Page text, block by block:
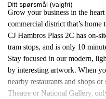
Ditt spørsmål (valgfri)
Grow your business in the
commercial district that’s
CJ Hambros Plass 2C has on-
tram stops, and is only 10
Stay focused in our modern,
by interesting artwork. When
nearby restaurants and shops
Theatre or National Gallery,